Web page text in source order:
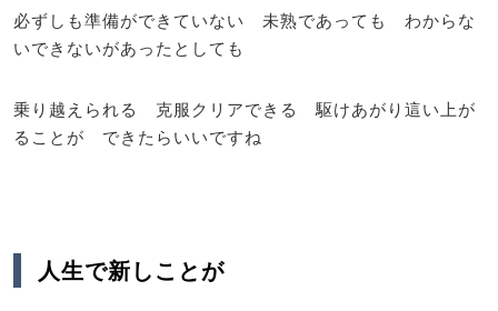
必ずしも準備ができていない 未熟であっても わからな
いできないがあったとしても
乗り越えられる 克服クリアできる 駆けあがり這い上が
ることが できたらいいですね
人生で新しことが